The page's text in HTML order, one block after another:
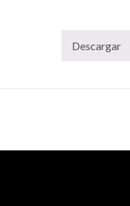
Descargar